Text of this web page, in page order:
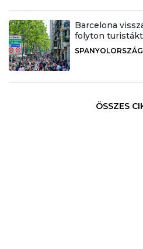
Barcelona
folyton
SPANYOLORSZÁG
ÖSSZES